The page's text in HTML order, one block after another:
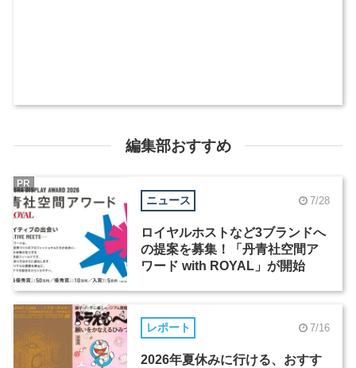
編集部おすすめ
ニュース 7/28
ロイヤルホストなど3ブランドへ
の提案を募集！「丹青社空間ア
ワード with ROYAL」が開始
PR
レポート 7/16
2026年夏休みに行ける、おすす